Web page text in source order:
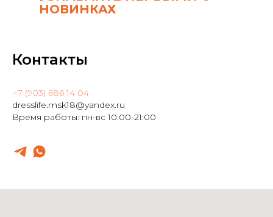
НОВИНКАХ
Контакты
+7 (903) 686 14 04
dresslife.msk18@yandex.ru
Время работы: пн-вс 10:00-21:00